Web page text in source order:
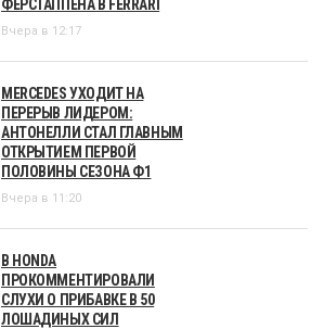
ФЕРСТАППЕНА В FERRARI
Вчера в 12:17
MERCEDES УХОДИТ НА
ПЕРЕРЫВ ЛИДЕРОМ:
АНТОНЕЛЛИ СТАЛ ГЛАВНЫМ
ОТКРЫТИЕМ ПЕРВОЙ
ПОЛОВИНЫ СЕЗОНА Ф1
Вчера в 11:20
В HONDA
ПРОКОММЕНТИРОВАЛИ
СЛУХИ О ПРИБАВКЕ В 50
ЛОШАДИНЫХ СИЛ